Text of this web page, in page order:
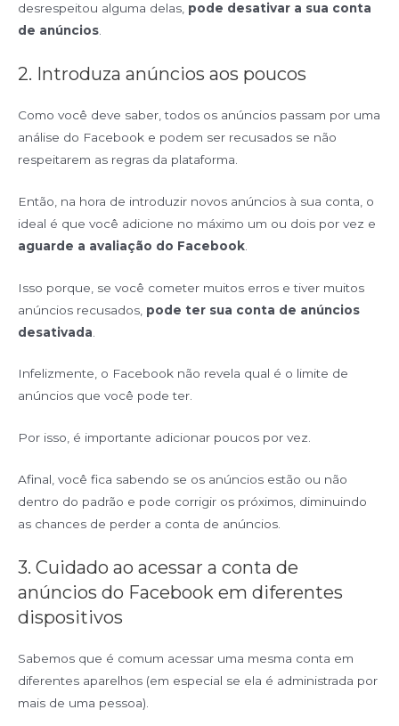
desrespeitou alguma delas, pode desativar a sua conta
de anúncios
2. Introduza anúncios aos poucos
Como você deve saber, todos os anúncios passam por uma
análise do Facebook e podem ser recusados se não
respeitarem as regras da plataforma.
Então, na hora de introduzir novos anúncios à sua conta, o
ideal é que você adicione no máximo um ou dois por vez e
aguarde a avaliação do Facebook
Isso porque, se você cometer muitos erros e tiver muitos
anúncios recusados, pode ter sua conta de anúncios
desativada
Infelizmente, o Facebook não revela qual é o limite de
anúncios que você pode ter.
Por isso, é importante adicionar poucos por vez.
Afinal, você fica sabendo se os anúncios estão ou não
dentro do padrão e pode corrigir os próximos, diminuindo
as chances de perder a conta de anúncios.
3. Cuidado ao acessar a conta de
anúncios do Facebook em diferentes
dispositivos
Sabemos que é comum acessar uma mesma conta em
diferentes aparelhos (em especial se ela é administrada por
mais de uma pessoa).